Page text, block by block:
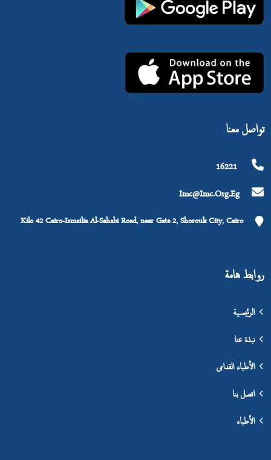
تواصل معنا
16221
Imc@imc.org.eg
Kilo 42 Cairo-Ismailia Al-Sahabi Road, near Gate 2, Shorouk City, Cairo
روابط هامة
الرئيسية
نبذة عنا
الأطباء القدامى
اتصل بنا
الأطباء